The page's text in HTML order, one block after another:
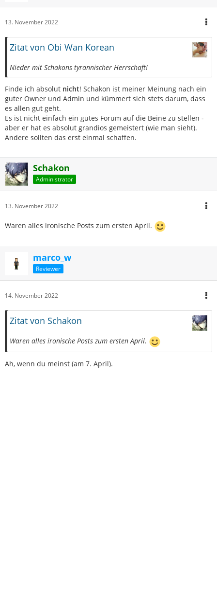
13. November 2022
Zitat von Obi Wan Korean
Nieder mit Schakons tyrannischer Herrschaft!
Finde ich absolut nicht! Schakon ist meiner Meinung nach ein
guter Owner und Admin und kümmert sich stets darum, dass
es allen gut geht.
Es ist nicht einfach ein gutes Forum auf die Beine zu stellen -
aber er hat es absolut grandios gemeistert (wie man sieht).
Andere sollten das erst einmal schaffen.
Schakon
Administrator
13. November 2022
Waren alles ironische Posts zum ersten April.
marco_w
Reviewer
14. November 2022
Zitat von Schakon
Waren alles ironische Posts zum ersten April.
Ah, wenn du meinst (am 7. April).